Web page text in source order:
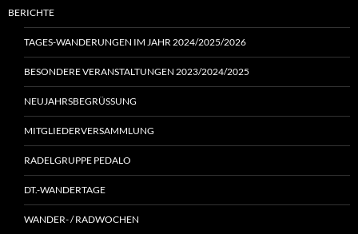
BERICHTE
TAGES-WANDERUNGEN IM JAHR 2024/2025/2026
BESONDERE VERANSTALTUNGEN 2023/2024/2025
NEUJAHRSBEGRÜSSUNG
MITGLIEDERVERSAMMLUNG
RADELGRUPPE PEDALO
DT.-WANDERTAGE
WANDER- / RADWOCHEN